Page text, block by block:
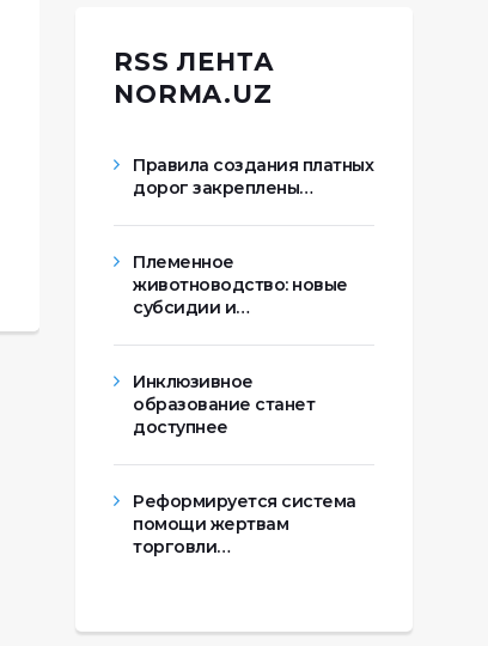
RSS ЛЕНТА
NORMA.UZ
Правила создания платных
дорог закреплены…
Племенное
животноводство: новые
субсидии и…
Инклюзивное
образование станет
доступнее
Реформируется система
помощи жертвам
торговли…